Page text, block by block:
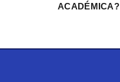
ACADÉMICA?